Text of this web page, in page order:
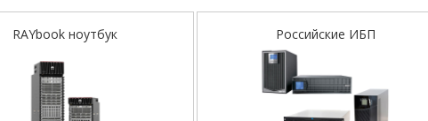
RAYbook ноутбук Российские ИБП